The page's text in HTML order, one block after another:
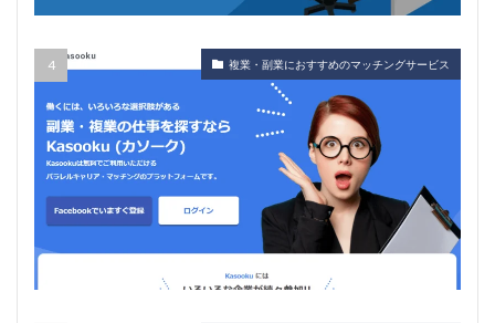
複業・副業におすすめのマッチングサービス